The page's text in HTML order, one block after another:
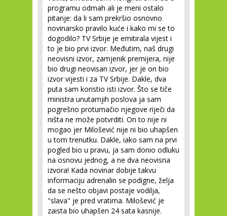
programu odmah ali je meni ostalo
pitanje: da li sam prekršio osnovno
novinarsko pravilo kuće i kako mi se to
dogodilo? TV Srbije je emitirala vijest i
to je bio prvi izvor. Međutim, naš drugi
neovisni izvor, zamjenik premijera, nije
bio drugi neovisan izvor, jer je on bio
izvor vijesti i za TV Srbije. Dakle, dva
puta sam koristio isti izvor. Što se tiče
ministra unutarnjih poslova ja sam
pogrešno protumačio njegove riječi da
ništa ne može potvrditi. On to nije ni
mogao jer Milošević nije ni bio uhapšen
u tom trenutku. Dakle, iako sam na prvi
pogled bio u pravu, ja sam donio odluku
na osnovu jednog, a ne dva neovisna
izvora! Kada novinar dobije takvu
informaciju adrenalin se podigne, želja
da se nešto objavi postaje vodilja,
"slava" je pred vratima. Milošević je
zaista bio uhapšen 24 sata kasnije.